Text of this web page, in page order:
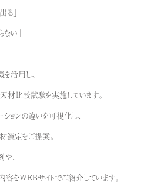
る」
い」
活用し、
比較試験を実施しています。
ョンの違いを可視化し、
選定をご提案。
、
をWEBサイトでご紹介しています。